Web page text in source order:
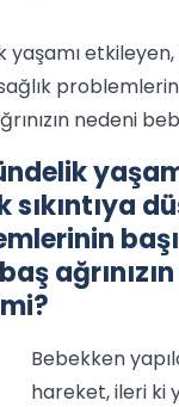
yaşamı
nedeni
sıkıntıya
Bebekken
hareket, ileri ki